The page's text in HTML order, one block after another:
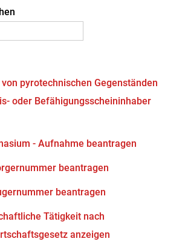
pyrotechnischen Gegenständen
oder Befähigungsscheininhaber
- Aufnahme beantragen
beantragen
beantragen
Tätigkeit nach
anzeigen